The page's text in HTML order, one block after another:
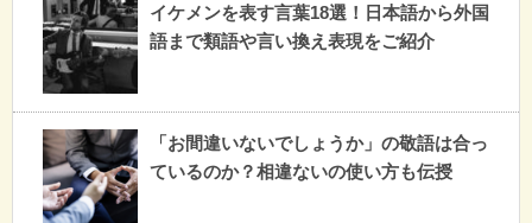
イケメンを表す言葉18選！日本語から外国
語まで類語や言い換え表現をご紹介
「お間違いないでしょうか」の敬語は合っ
ているのか？相違ないの使い方も伝授